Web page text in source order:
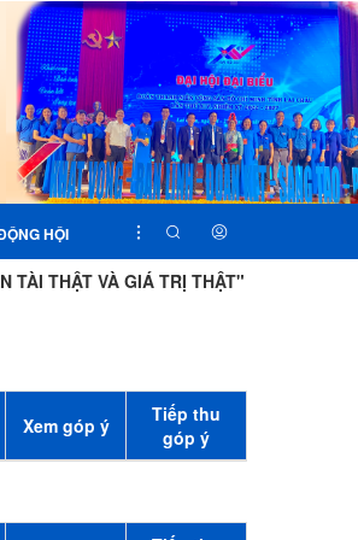
HỘI
THẬT VÀ GIÁ TRỊ THẬT"
Xem góp ý
Tiếp thu
góp ý